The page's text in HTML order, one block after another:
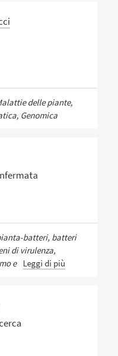
delle piante,
Genomica
batteri, batteri
di virulenza,
e
Leggi di più